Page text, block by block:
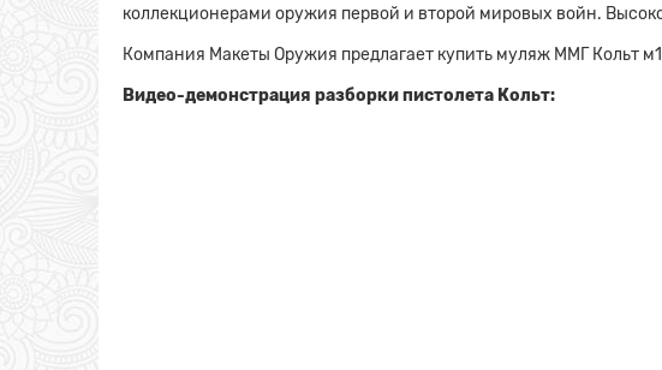
коллекционерами оружия первой и второй мировых войн.
Компания Макеты Оружия предлагает купить муляж ММГ Кольт
Видео-демонстрация разборки пистолета Кольт: